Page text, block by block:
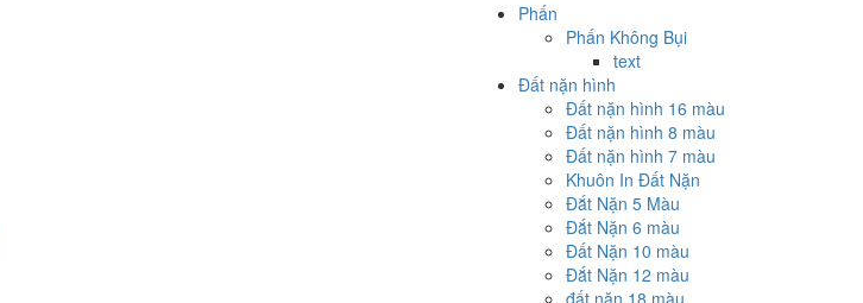
Phấn
Phấn Không Bụi
text
Đất nặn hình
Đất nặn hình 16 màu
Đất nặn hình 8 màu
Đất nặn hình 7 màu
Khuôn In Đất Nặn
Đắt Nặn 5 Màu
Đắt Nặn 6 màu
Đất Nặn 10 màu
Đắt Nặn 12 màu
đất nặn 18 màu